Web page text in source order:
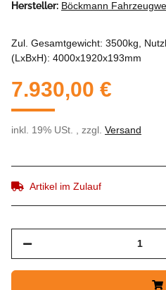
Hersteller: Böckmann
Zul. Gesamtgewicht: 3500kg,
(LxBxH): 4000x1920x193mm
7.930,00 €
inkl. 19% USt. , zzgl. Versand
Artikel im Zulauf